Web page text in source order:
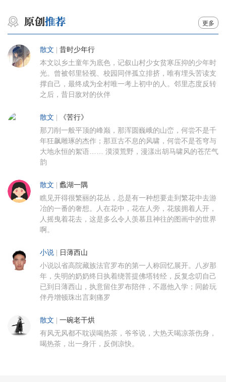
更多
散文 | 昔时少年行
本文以乡土童年为底色，记叙山村少女贫寒压抑的少年时
光。曾被邻里轻视、校园同伴孤立排挤，唯有埋头苦读支
撑自己，最终成为全村唯一考上初中的人。邻里态度反转
之后，昔日敌对的伙伴
散文 | 《苦行》
那刀削一般平顶的峰巅，那浑圆巍峨的山峦，何尝不是千
年狂飙雕琢的杰作；那亘古不息的风啸，何尝不是苍穹与
大地永恒的絮语…… 漠漠荒野，漫漾出胡马啸风的苍茫气
韵
散文 | 蠡湖一隅
瞧见开得很繁丽的花丛，总是有一种想要走到繁花中去游
冶的一番的奢想。人在花中，花在人旁，花簇拥着人开，
人摇曳着花去，这是多么令人羡慕且神往的图画中的世界
啊。
小说 | 日薄西山
小说以省高院藏族法官罗布的第一人称回忆展开。八岁那
年，失明的奶奶终日执着绕菩提佛塔转经，反复念叨自己
已到日薄西山，执意留住罗布陪伴，不愿他入学；同龄玩
伴丹增顿珠出言刺痛罗
散文 | 一碗老干烘
有风无风都不耽误喝热茶，爷爷说，大热天喝凉茶伤身，
喝热茶，出一身汗，反倒凉快。